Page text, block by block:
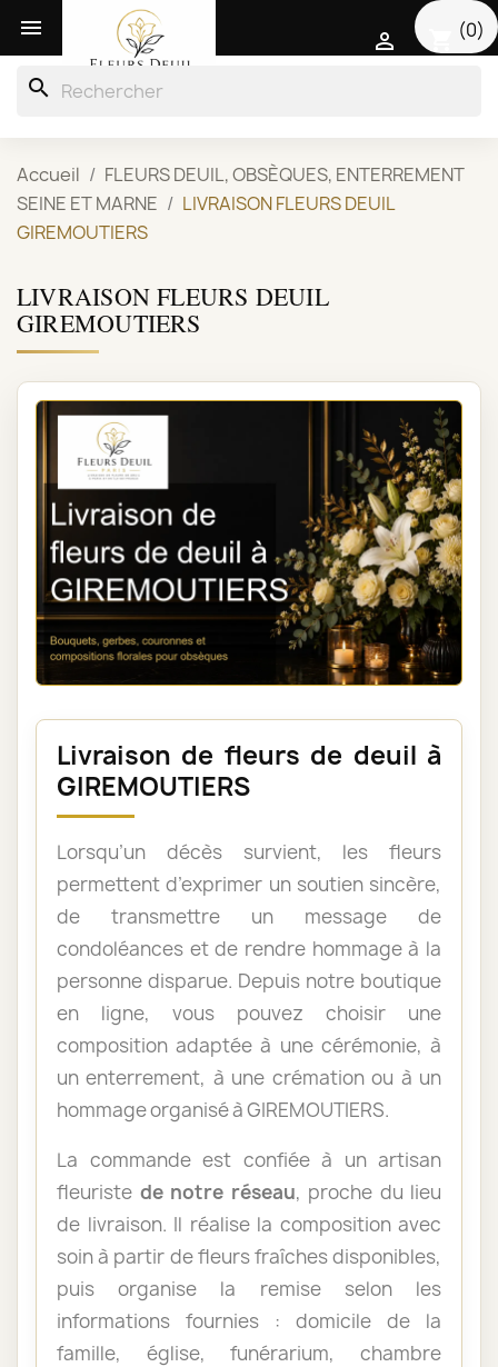
 (0)

search
Accueil
FLEURS DEUIL, OBSÈQUES, ENTERREMENT
SEINE ET MARNE
LIVRAISON FLEURS DEUIL
GIREMOUTIERS
LIVRAISON FLEURS DEUIL
GIREMOUTIERS
Livraison de fleurs de deuil à
GIREMOUTIERS
Lorsqu’un décès survient, les fleurs
permettent d’exprimer un soutien sincère,
de transmettre un message de
condoléances et de rendre hommage à la
personne disparue. Depuis notre boutique
en ligne, vous pouvez choisir une
composition adaptée à une cérémonie, à
un enterrement, à une crémation ou à un
hommage organisé à GIREMOUTIERS.
La commande est confiée à un artisan
fleuriste de notre réseau, proche du lieu
de livraison. Il réalise la composition avec
soin à partir de fleurs fraîches disponibles,
puis organise la remise selon les
informations fournies : domicile de la
famille, église, funérarium, chambre